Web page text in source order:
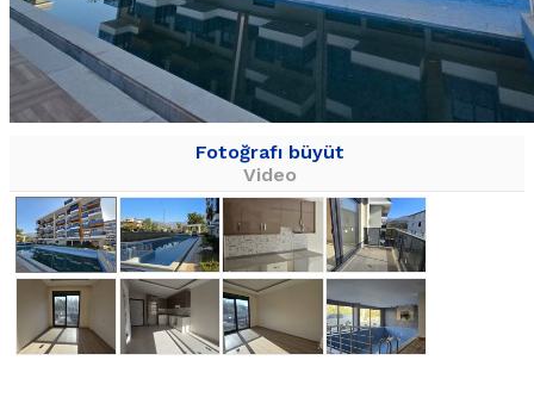
Fotoğrafı büyüt
Video